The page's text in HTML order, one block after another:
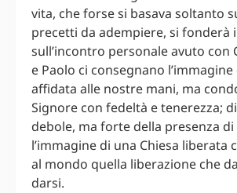
vita, che forse si basava soltanto
precetti da adempiere, si fonderà
sull’incontro personale avuto con
e Paolo ci consegnano l’immagine
affidata alle nostre mani, ma
Signore con fedeltà e tenerezza;
debole, ma forte della presenza di
l’immagine di una Chiesa liberata
al mondo quella liberazione che
darsi.